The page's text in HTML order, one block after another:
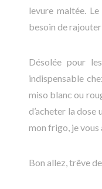
levure maltée.
besoin de
Désolée pour
indispensable
miso blanc ou
d’acheter la dose
mon frigo, je vous
Bon allez, trêve